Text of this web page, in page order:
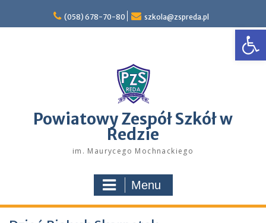
content
(058) 678-70-80 szkola@zspreda.pl
Powiatowy Zespół Szkół w
Redzie
im. Maurycego Mochnackiego
Menu